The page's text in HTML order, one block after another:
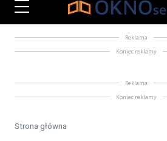
Reklama
Koniec reklamy
Reklama
Koniec reklamy
Strona główna